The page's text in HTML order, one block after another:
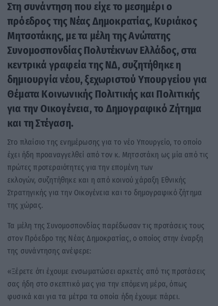
Στη συνάντηση που είχε το μεσημέρι ο
πρόεδρος της Νέας Δημοκρατίας, Κυριάκος
Μητσοτάκης, με τα μέλη της Ανώτατης
Συνομοσπονδίας Πολυτέκνων Ελλάδος, στα
κεντρικά γραφεία της ΝΔ, συζητήθηκε η
δημιουργία νέου, ξεχωριστού Υπουργείου για
Θέματα Κοινωνικής Πολιτικής και Πολιτικής
για την Οικογένεια, το Δημογραφικό Ζήτημα
και τη Στέγαση.
Στο πλαίσιο της ενημέρωσης για το νέο Υπουργείο, το οποίο
έχει ήδη προαναγγελθεί από τον κ. Μητσοτάκη ως μία από τις
πρώτες προτεραιότητες για την επομένη των
εκλογών, συζητήθηκε και η από κοινού χάραξη Εθνικής
Στρατηγικής για την Οικογένεια και το δημογραφικό ζήτημα
της χώρας.
Τα μέλη της Συνομοσπονδίας παρέδωσαν τις προτάσεις τους
στον Πρόεδρο της Νέας Δημοκρατίας, ο οποίος στην έναρξη
της συνάντησης ανέφερε:
«Ξέρετε ότι έχουμε ενσωματώσει αρκετές από τις προτάσεις
σας ήδη στο σκεπτικό μας για την επόμενη μέρα, όπως
φυσικά και για τα μέτρα τα οποία ήδη έχουμε πάρει.